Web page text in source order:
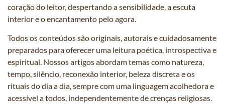
coração do leitor, despertando a sensibilidade, a escuta
interior e o encantamento pelo agora.
Todos os conteúdos são originais, autorais e cuidadosamente
preparados para oferecer uma leitura poética, introspectiva e
espiritual. Nossos artigos abordam temas como natureza,
tempo, silêncio, reconexão interior, beleza discreta e os
rituais do dia a dia, sempre com uma linguagem acolhedora e
acessível a todos, independentemente de crenças religiosas.